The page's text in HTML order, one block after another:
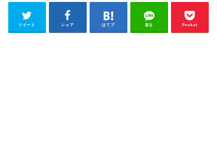
ツイート シェア はてブ 送る Pocket